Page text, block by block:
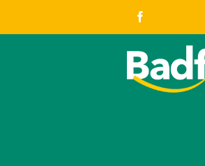
Facebook